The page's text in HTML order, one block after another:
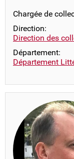
Chargée de
Direction:
Direction des
Département:
Département